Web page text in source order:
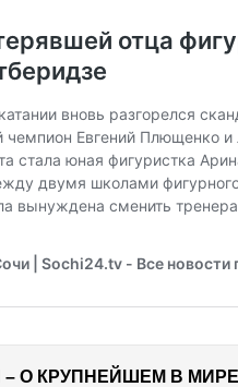
– О КРУПНЕЙШЕМ В